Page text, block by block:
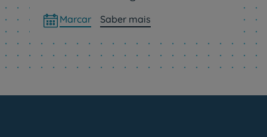
Marcar Saber mais